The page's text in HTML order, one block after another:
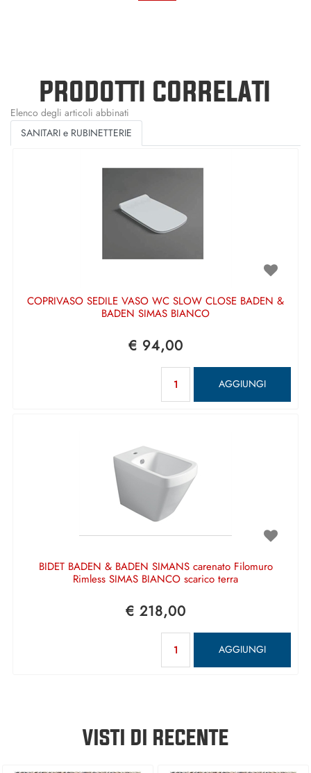
PRODOTTI CORRELATI
Elenco degli articoli abbinati
SANITARI e RUBINETTERIE
COPRIVASO SEDILE VASO WC SLOW CLOSE BADEN &
BADEN SIMAS BIANCO
€ 94,00
AGGIUNGI
BIDET BADEN & BADEN SIMANS carenato Filomuro
Rimless SIMAS BIANCO scarico terra
€ 218,00
AGGIUNGI
VISTI DI RECENTE